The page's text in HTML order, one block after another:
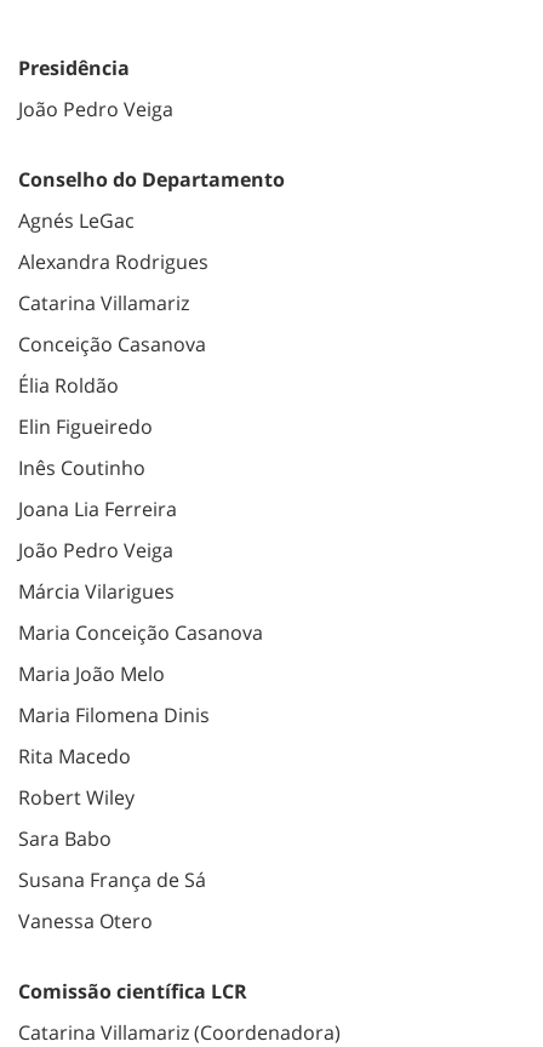
Presidência
João Pedro Veiga
Conselho do Departamento
Agnés LeGac
Alexandra Rodrigues
Catarina Villamariz
Conceição Casanova
Élia Roldão
Elin Figueiredo
Inês Coutinho
Joana Lia Ferreira
João Pedro Veiga
Márcia Vilarigues
Maria Conceição Casanova
Maria João Melo
Maria Filomena Dinis
Rita Macedo
Robert Wiley
Sara Babo
Susana França de Sá
Vanessa Otero
Comissão científica LCR
Catarina Villamariz (Coordenadora)